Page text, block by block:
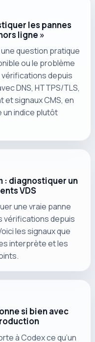
les pannes
ligne »
question pratique
ou le problème
vérifications depuis
DNS, HTTPS/TLS,
et signaux CMS, en
un indice plutôt
: diagnostiquer un
VDS
une vraie panne
vérifications depuis
les signaux que
interprète et les
si bien avec
à Codex ce qu’un